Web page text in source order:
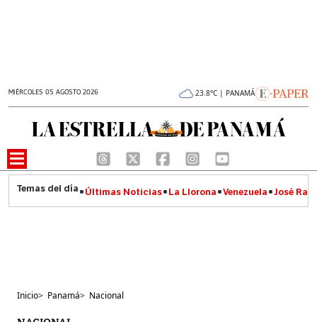
MIÉRCOLES 05 AGOSTO 2026 23.8°C | PANAMÁ
Últimas Noticias La Llorona Venezuela José
Inicio> Panamá> Nacional